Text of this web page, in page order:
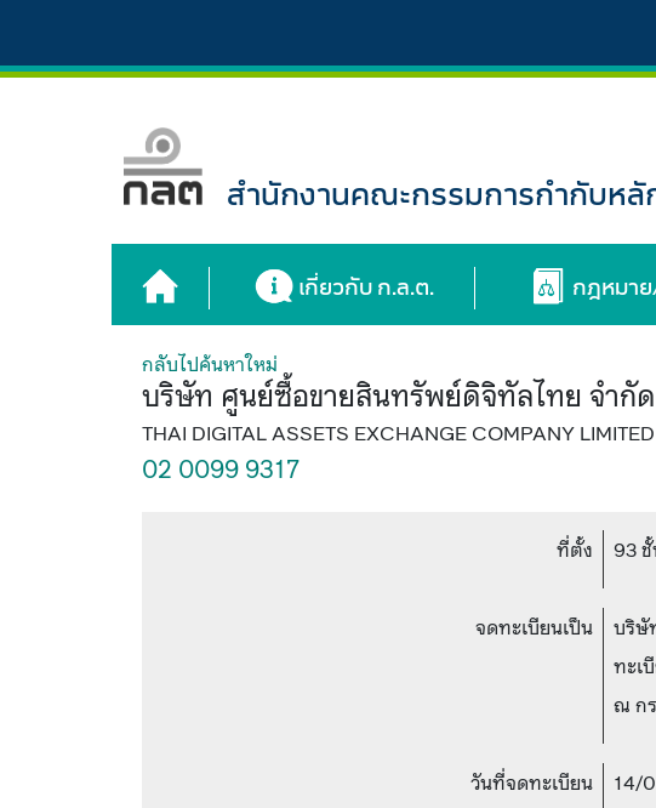
สำนักงานคณะกรรมการกำกับห
เกี่ยวกับ ก.ล.ต. กฎหมา
กลับไปค้นหาใหม่
บริษัท ศูนย์ซื้อขายสินทรัพย์ดิจิทัลไทย จำกัด
THAI DIGITAL ASSETS EXCHANGE COMPANY LIMITED
02 0099 9317
ที่ตั้ง 93
จดทะเบียนเป็น
บริษั
ทะเ
ณ ก
วันที่จดทะเบียน 14/